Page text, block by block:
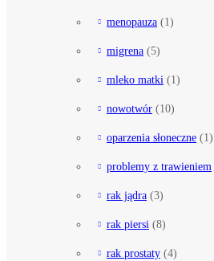
menopauza (1)
migrena (5)
mleko matki (1)
nowotwór (10)
oparzenia słoneczne (1)
problemy z trawieniem
rak jądra (3)
rak piersi (8)
rak prostaty (4)